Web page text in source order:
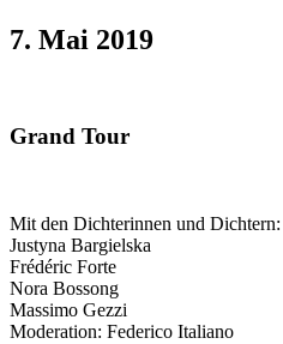
7. Mai 2019
Grand Tour
Mit den Dichterinnen und Dichtern:
Justyna Bargielska
Frédéric Forte
Nora Bossong
Massimo Gezzi
Moderation: Federico Italiano